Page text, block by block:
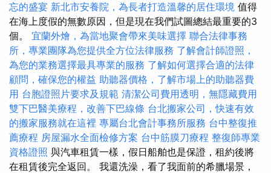
忘的盛宴 新北市安養院，為長者打造溫馨的居住環境 值得
在海上度假的無數原因，但是現在我們試圖總結最重要的3
個。 宜蘭外燴，為當地聚會帶來美味選擇 聯合法律事務
所，專業團隊為您提供全方位法律服務 了解會計師證照，
為您的業務選擇最具專業的服務 了解如何選擇合適的法律
顧問，確保您的權益 助聽器價格，了解市場上的助聽器費
用 台胞證照片要求及規範 清潔公司費用透明，無隱藏費用
雙下巴醫美療程，改善下巴線條 台北搬家公司，快速有效
的搬家服務就在這裡 專屬台北會計事務所服務 台中整復推
薦療程 房屋漏水全面檢修方案 台中筋膜刀療程 整復師專業
資格證照 與汽車租賃一樣，假日船舶也是保證，租約後將
在租賃後完全返回。 我還洗澡，看了我面前的希臘場景，